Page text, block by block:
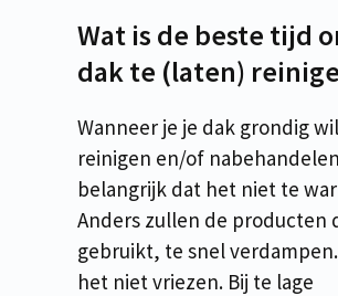
Wat is de beste tijd
dak te (laten)
Wanneer je je dak grondig
reinigen en/of
belangrijk dat het niet te
Anders zullen de producten
gebruikt, te snel
het niet vriezen. Bij te lage